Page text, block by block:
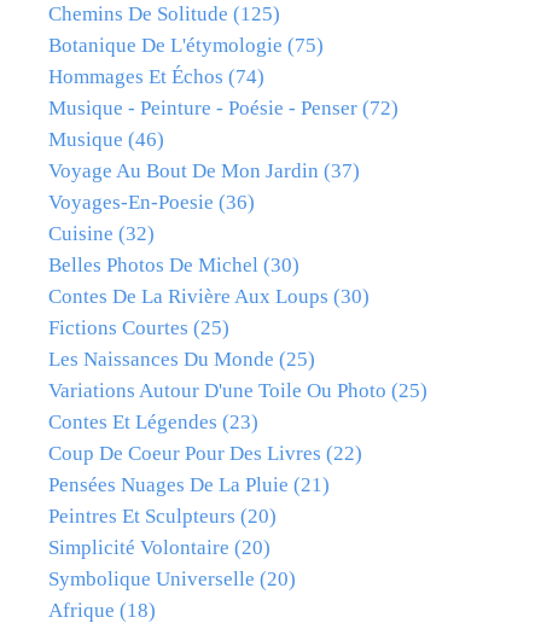
Chemins De Solitude (125)
Botanique De L'étymologie (75)
Hommages Et Échos (74)
Musique - Peinture - Poésie - Penser (72)
Musique (46)
Voyage Au Bout De Mon Jardin (37)
Voyages-En-Poesie (36)
Cuisine (32)
Belles Photos De Michel (30)
Contes De La Rivière Aux Loups (30)
Fictions Courtes (25)
Les Naissances Du Monde (25)
Variations Autour D'une Toile Ou Photo (25)
Contes Et Légendes (23)
Coup De Coeur Pour Des Livres (22)
Pensées Nuages De La Pluie (21)
Peintres Et Sculpteurs (20)
Simplicité Volontaire (20)
Symbolique Universelle (20)
Afrique (18)